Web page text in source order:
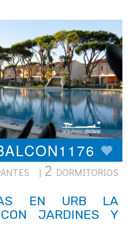
| 2 DORMITORIOS
EN URB LA
JARDINES Y